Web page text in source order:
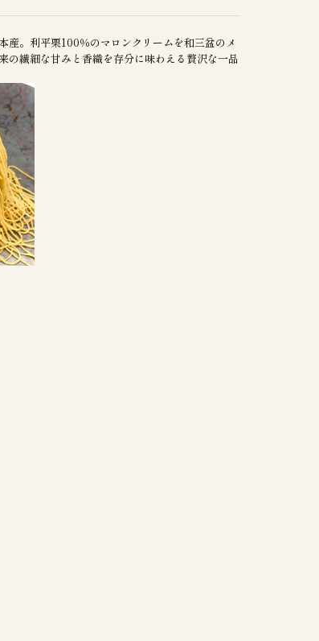
産。利平栗100％のマロンクリームを和三盆のメ
の繊細な甘みと香織を存分に味わえる贅沢な一品